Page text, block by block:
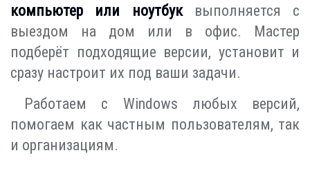
компьютер или ноутбуквыполняется с
выездом на дом или в офис. Мастер
подберёт подходящие версии, установит и
сразу настроит их под ваши задачи.
Работаем с Windows любых версий,
помогаем как частным пользователям, так
и организациям.